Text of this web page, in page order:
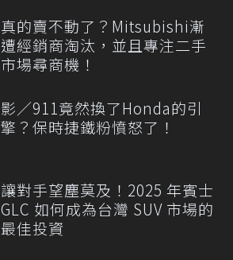
真的賣不動了？Mitsubishi漸
遭經銷商淘汰，並且專注二手
市場尋商機！
影／911竟然換了Honda的引
擎？保時捷鐵粉憤怒了！
讓對手望塵莫及！2025 年賓士
GLC 如何成為台灣 SUV 市場的
最佳投資